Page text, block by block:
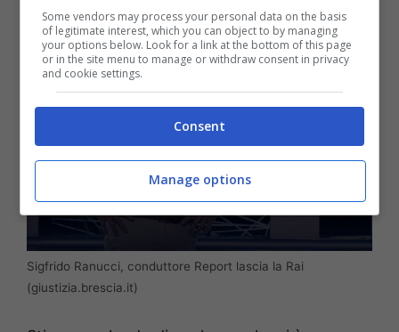
Sigfrido Ranucci, conduttore Report lascia la Rai
(giustizia.brescia.it)
Some vendors may process your personal data on the basis
of legitimate interest, which you can object to by managing
your options below. Look for a link at the bottom of this page
or in the site menu to manage or withdraw consent in privacy
and cookie settings.
Consent
Manage options